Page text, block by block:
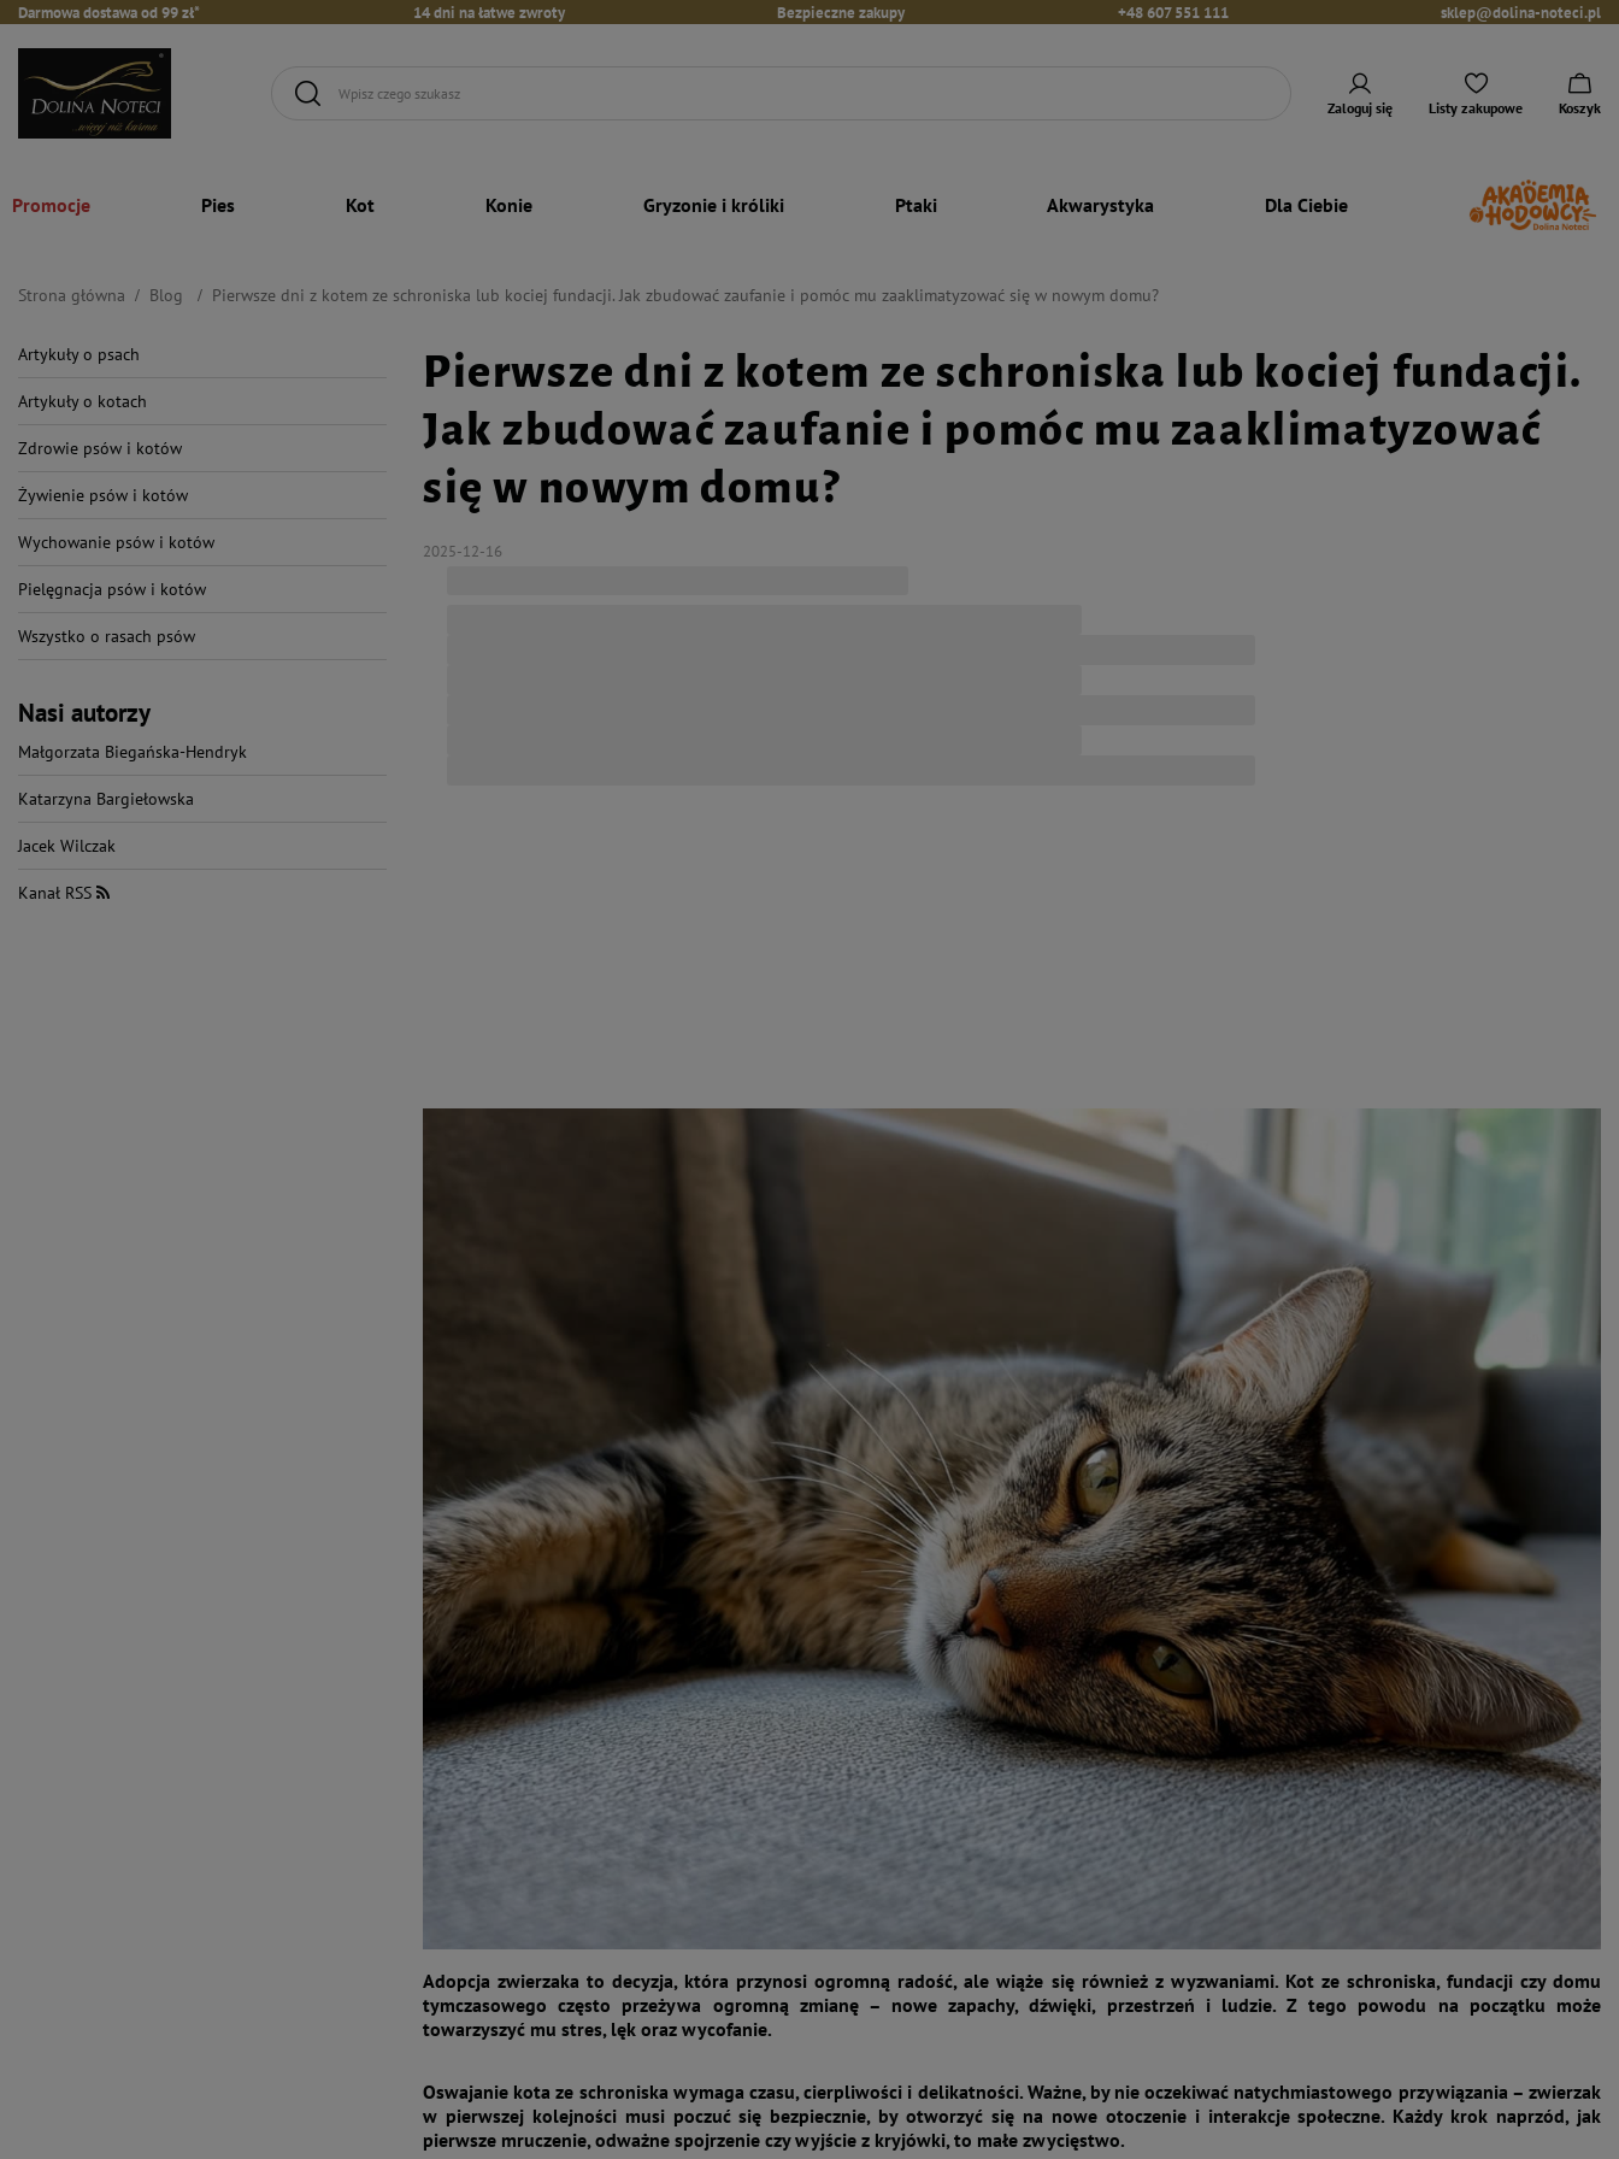
Darmowa dostawa od 99 zł* 14 dni na łatwe zwroty Bezpieczne zakupy +48 607 551 111 sklep@dolina-noteci.pl
Zaloguj się Listy zakupowe Koszyk
Promocje Pies Kot Konie Gryzonie i króliki Ptaki Akwarystyka Dla Ciebie
Strona główna Blog Pierwsze dni z kotem ze schroniska lub kociej fundacji. Jak zbudować zaufanie i pomóc mu zaaklimatyzować się w nowym domu?
Artykuły o psach
Artykuły o kotach
Zdrowie psów i kotów
Żywienie psów i kotów
Wychowanie psów i kotów
Pielęgnacja psów i kotów
Wszystko o rasach psów
Nasi autorzy
Małgorzata Biegańska-Hendryk
Katarzyna Bargiełowska
Jacek Wilczak
Kanał RSS
Pierwsze dni z kotem ze schroniska lub kociej fundacji.
Jak zbudować zaufanie i pomóc mu zaaklimatyzować
się w nowym domu?
2025-12-16
Adopcja zwierzaka to decyzja, która przynosi ogromną radość, ale wiąże się również z wyzwaniami. Kot ze schroniska, fundacji czy domu
tymczasowego często przeżywa ogromną zmianę – nowe zapachy, dźwięki, przestrzeń i ludzie. Z tego powodu na początku może
towarzyszyć mu stres, lęk oraz wycofanie.
Oswajanie kota ze schroniska wymaga czasu, cierpliwości i delikatności. Ważne, by nie oczekiwać natychmiastowego przywiązania – zwierzak
w pierwszej kolejności musi poczuć się bezpiecznie, by otworzyć się na nowe otoczenie i interakcje społeczne. Każdy krok naprzód, jak
pierwsze mruczenie, odważne spojrzenie czy wyjście z kryjówki, to małe zwycięstwo.